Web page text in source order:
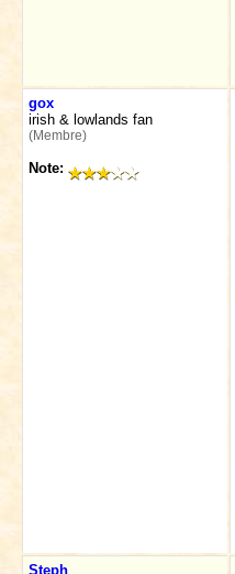
gox
irish & lowlands fan
(Membre)
Note:
Steph